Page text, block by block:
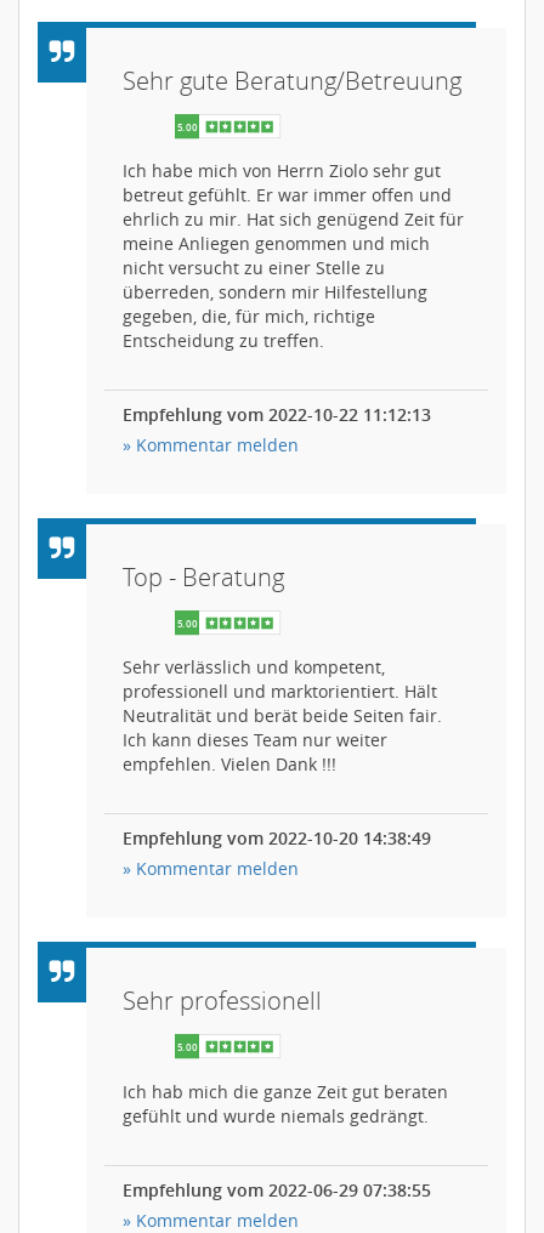
5.00
Sehr gute Beratung/Betreuung
Ich habe mich von Herrn Ziolo sehr gut
betreut gefühlt. Er war immer offen und
ehrlich zu mir. Hat sich genügend Zeit für
meine Anliegen genommen und mich
nicht versucht zu einer Stelle zu
überreden, sondern mir Hilfestellung
gegeben, die, für mich, richtige
Entscheidung zu treffen.
Empfehlung vom 2022-10-22 11:12:13
» Kommentar melden
Top - Beratung
Sehr verlässlich und kompetent,
professionell und marktorientiert. Hält
Neutralität und berät beide Seiten fair.
Ich kann dieses Team nur weiter
empfehlen. Vielen Dank !!!
Empfehlung vom 2022-10-20 14:38:49
» Kommentar melden
Sehr professionell
Ich hab mich die ganze Zeit gut beraten
gefühlt und wurde niemals gedrängt.
Empfehlung vom 2022-06-29 07:38:55
» Kommentar melden